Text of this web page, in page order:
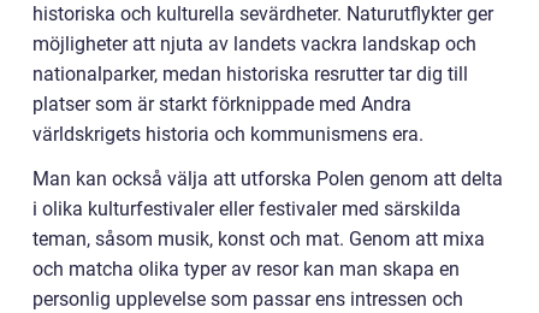
historiska och kulturella sevärdheter. Naturutflykter ger
möjligheter att njuta av landets vackra landskap och
nationalparker, medan historiska resrutter tar dig till
platser som är starkt förknippade med Andra
världskrigets historia och kommunismens era.
Man kan också välja att utforska Polen genom att delta
i olika kulturfestivaler eller festivaler med särskilda
teman, såsom musik, konst och mat. Genom att mixa
och matcha olika typer av resor kan man skapa en
personlig upplevelse som passar ens intressen och